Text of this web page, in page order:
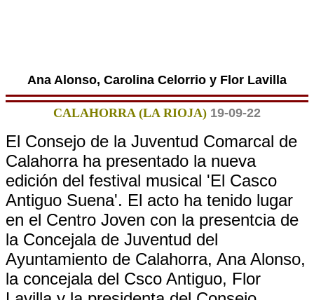
Ana Alonso, Carolina Celorrio y Flor Lavilla
CALAHORRA (LA RIOJA) 19-09-22
El Consejo de la Juventud Comarcal de
Calahorra ha presentado la nueva
edición del festival musical 'El Casco
Antiguo Suena'. El acto ha tenido lugar
en el Centro Joven con la presentcia de
la Concejala de Juventud del
Ayuntamiento de Calahorra, Ana Alonso,
la concejala del Csco Antiguo, Flor